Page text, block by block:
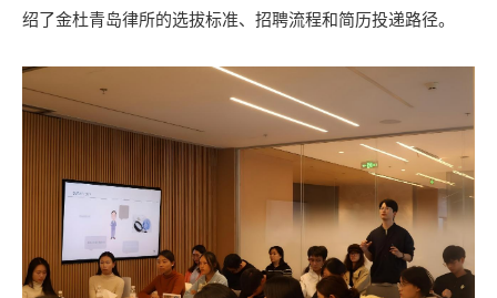
绍了金杜青岛律所的选拔标准、招聘流程和简历投递路径。